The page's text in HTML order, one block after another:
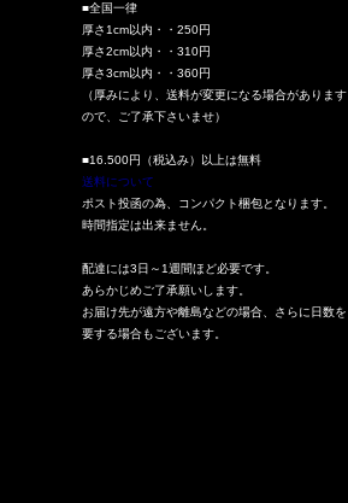
■全国一律
厚さ1cm以内・・250円
厚さ2cm以内・・310円
厚さ3cm以内・・360円
（厚みにより、送料が変更になる場合があります
ので、ご了承下さいませ）
■16.500円（税込み）以上は無料
送料について
ポスト投函の為、コンパクト梱包となります。
時間指定は出来ません。
配達には3日～1週間ほど必要です。
あらかじめご了承願いします。
お届け先が遠方や離島などの場合、さらに日数を
要する場合もございます。